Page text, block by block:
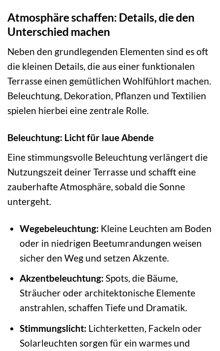
Atmosphäre schaffen: Details, die den
Unterschied machen
Neben den grundlegenden Elementen sind es oft
die kleinen Details, die aus einer funktionalen
Terrasse einen gemütlichen Wohlfühlort machen.
Beleuchtung, Dekoration, Pflanzen und Textilien
spielen hierbei eine zentrale Rolle.
Beleuchtung: Licht für laue Abende
Eine stimmungsvolle Beleuchtung verlängert die
Nutzungszeit deiner Terrasse und schafft eine
zauberhafte Atmosphäre, sobald die Sonne
untergeht.
Wegebeleuchtung: Kleine Leuchten am Boden
oder in niedrigen Beetumrandungen weisen
sicher den Weg und setzen Akzente.
Akzentbeleuchtung: Spots, die Bäume,
Sträucher oder architektonische Elemente
anstrahlen, schaffen Tiefe und Dramatik.
Stimmungslicht: Lichterketten, Fackeln oder
Solarleuchten sorgen für ein warmes und